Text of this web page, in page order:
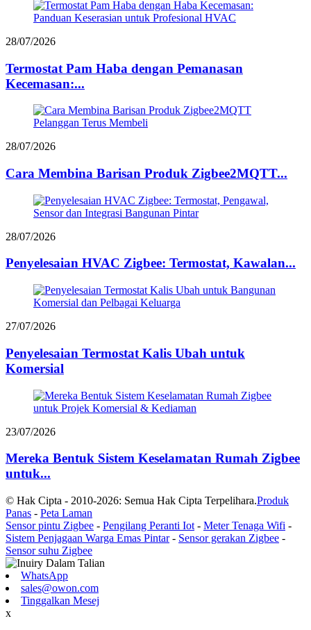
28/07/2026
Termostat Pam Haba dengan Pemanasan
Kecemasan:...
28/07/2026
Cara Membina Barisan Produk Zigbee2MQTT...
28/07/2026
Penyelesaian HVAC Zigbee: Termostat, Kawalan...
27/07/2026
Penyelesaian Termostat Kalis Ubah untuk
Komersial
23/07/2026
Mereka Bentuk Sistem Keselamatan Rumah Zigbee
untuk...
© Hak Cipta - 2010-2026: Semua Hak Cipta Terpelihara.Produk
Panas - Peta Laman
Sensor pintu Zigbee - Pengilang Peranti Iot - Meter Tenaga Wifi -
Sistem Penjagaan Warga Emas Pintar- Sensor gerakan Zigbee -
Sensor suhu Zigbee
WhatsApp
sales@owon.com
Tinggalkan Mesej
x